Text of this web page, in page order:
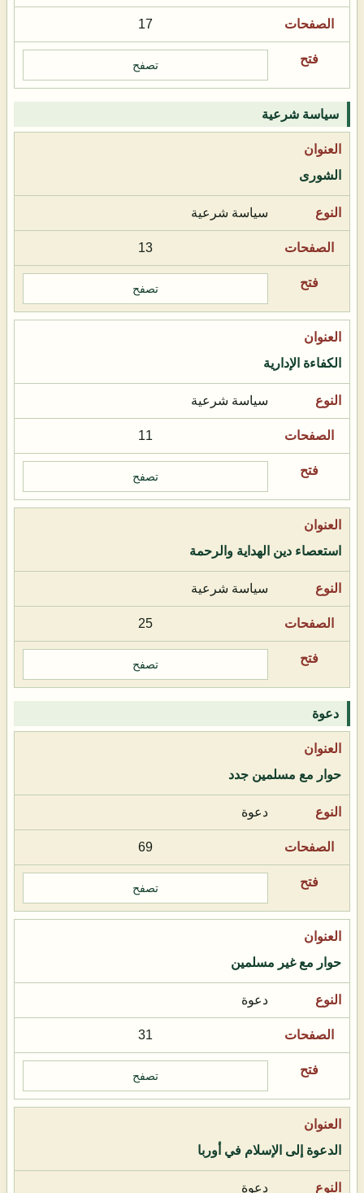
17
تصفح
سياسة شرعية
الشورى
سياسة شرعية
13
تصفح
الكفاءة الإدارية
سياسة شرعية
11
تصفح
استعصاء دين الهداية والرحمة
سياسة شرعية
25
تصفح
دعوة
حوار مع مسلمين جدد
دعوة
69
تصفح
حوار مع غير مسلمين
دعوة
31
تصفح
الدعوة إلى الإسلام في أوربا
دعوة